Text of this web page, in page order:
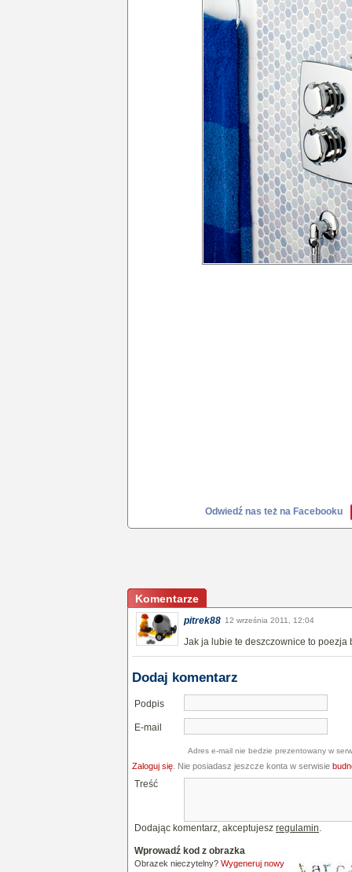
Odwiedź nas też na Facebooku
Komentarze
pitrek88 12 września 2011, 12:04
Jak ja lubie te deszczownice to poezja
Dodaj komentarz
Podpis
E-mail
Adres e-mail nie bedzie prezentowany w
Zaloguj się . Nie posiadasz jeszcze konta w serwisie
Treść
Dodając komentarz, akceptujesz regulamin.
Wprowadź kod z obrazka
Obrazek nieczytelny? Wygeneruj nowy